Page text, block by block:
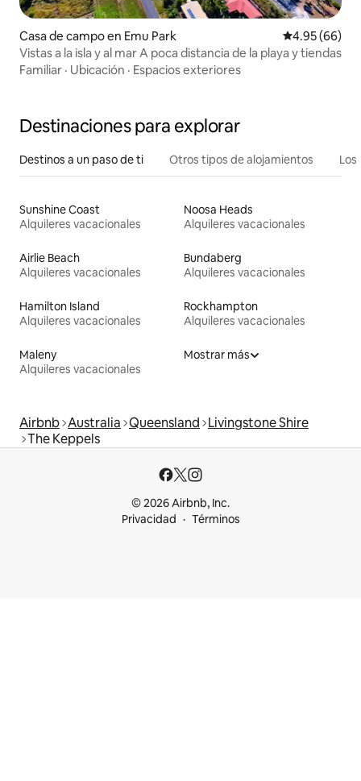
Casa de campo en Emu Park Calificación
4.95 (66)
Vistas a la isla y al mar A poca distancia de la playa y tiendas
Familiar · Ubicación · Espacios exteriores
Destinaciones para explorar
Destinos a un paso de ti Otros tipos de alojamientos
Sunshine Coast
Alquileres vacacionales
Noosa Heads
Alquileres vacacionales
Airlie Beach
Alquileres vacacionales
Bundaberg
Alquileres vacacionales
Hamilton Island
Alquileres vacacionales
Rockhampton
Alquileres vacacionales
Maleny
Alquileres vacacionales
Mostrar más
Airbnb Australia Queensland Livingstone Shire
The Keppels
© 2026 Airbnb, Inc.
Privacidad
Términos